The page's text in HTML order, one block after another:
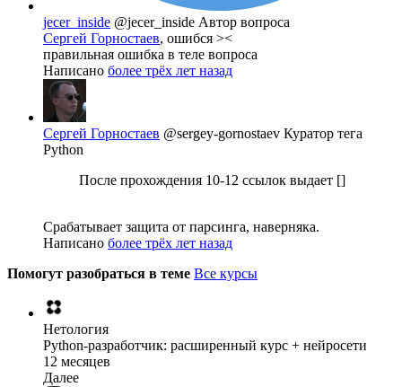
jecer_inside @jecer_inside Автор вопроса
Сергей Горностаев, ошибся ><
правильная ошибка в теле вопроса
Написано более трёх лет назад
Сергей Горностаев @sergey-gornostaev Куратор тега
Python
После прохождения 10-12 ссылок выдает []
Срабатывает защита от парсинга, наверняка.
Написано более трёх лет назад
Помогут разобраться в теме Все курсы
Нетология
Python-разработчик: расширенный курс + нейросети
12 месяцев
Далее